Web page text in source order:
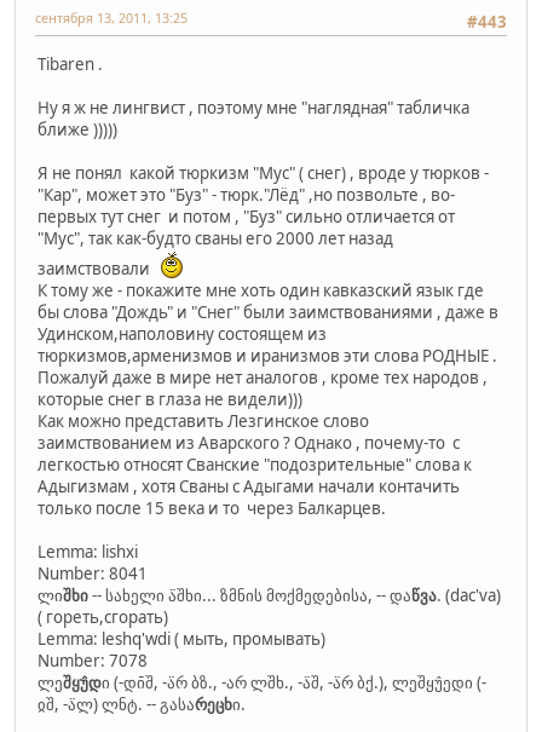
#443
сентября 13, 2011, 13:25
Tibaren .
Ну я ж не лингвист , поэтому мне "наглядная" табличка
ближе )))))
Я не понял какой тюркизм "Мус" ( снег) , вроде у тюрков -
"Кар", может это "Буз" - тюрк."Лёд" ,но позвольте , во-
первых тут снег и потом , "Буз" сильно отличается от
"Мус", так как-будто сваны его 2000 лет назад
заимствовали
К тому же - покажите мне хоть один кавказский язык где
бы слова "Дождь" и "Снег" были заимствованиями , даже в
Удинском,наполовину состоящем из
тюркизмов,арменизмов и иранизмов эти слова РОДНЫЕ .
Пожалуй даже в мире нет аналогов , кроме тех народов ,
которые снег в глаза не видели)))
Как можно представить Лезгинское слово
заимствованием из Аварского ? Однако , почему-то с
легкостью относят Сванские "подозрительные" слова к
Адыгизмам , хотя Сваны с Адыгами начали контачить
только после 15 века и то через Балкарцев.
Lemma: lishxi
Number: 8041
ლიშხი-- სახელი ა̈შხი... ზმნის მოქმედებისა, -- დაწვა. (dac'va)
( гореть,сгорать)
Lemma: leshq'wdi ( мыть, промывать)
Number: 7078
ლეშყუ̂დი (-დი̄შ, -ა̈რ ბზ., -არ ლშხ., -ა̈შ, -ა̈რ ბქ.), ლეშყუ̂ედი (-
ჲშ, -ა̈ლ) ლნტ. -- გასარეცხი.